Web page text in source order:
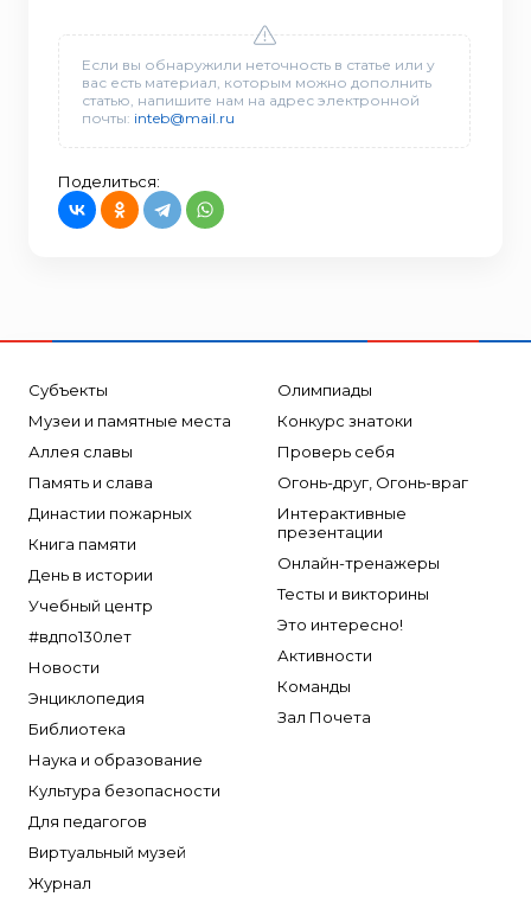
Если вы обнаружили неточность в статье или у
вас есть материал, которым можно дополнить
статью, напишите нам на адрес электронной
почты: inteb@mail.ru
Поделиться:
Субъекты
Музеи и памятные места
Аллея славы
Память и слава
Династии пожарных
Книга памяти
День в истории
Учебный центр
#вдпо130лет
Новости
Энциклопедия
Библиотека
Наука и образование
Культура безопасности
Для педагогов
Виртуальный музей
Журнал
Олимпиады
Конкурс знатоки
Проверь себя
Огонь-друг, Огонь-враг
Интерактивные
презентации
Онлайн-тренажеры
Тесты и викторины
Это интересно!
Активности
Команды
Зал Почета